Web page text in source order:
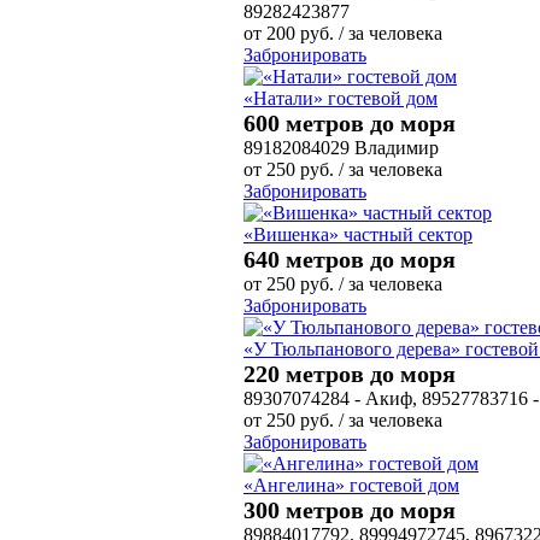
89282423877
от 200 руб. / за человека
Забронировать
«Натали» гостевой дом
600 метров до моря
89182084029 Владимир
от 250 руб. / за человека
Забронировать
«Вишенка» частный сектор
640 метров до моря
от 250 руб. / за человека
Забронировать
«У Тюльпанового дерева»
220 метров до моря
89307074284 - Акиф, 89527783716
от 250 руб. / за человека
Забронировать
«Ангелина» гостевой дом
300 метров до моря
89884017792, 89994972745,